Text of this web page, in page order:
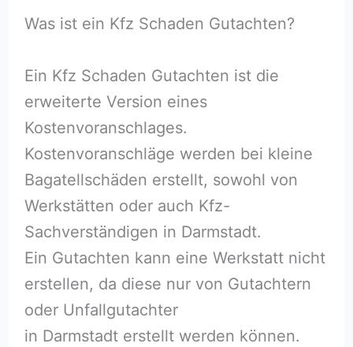
Was ist ein Kfz Schaden Gutachten?
Ein Kfz Schaden Gutachten ist die
erweiterte Version eines
Kostenvoranschlages.
Kostenvoranschläge werden bei kleine
Bagatellschäden erstellt, sowohl von
Werkstätten oder auch Kfz-
Sachverständigen in Darmstadt.
Ein Gutachten kann eine Werkstatt nicht
erstellen, da diese nur von Gutachtern
oder Unfallgutachter
in Darmstadt erstellt werden können.